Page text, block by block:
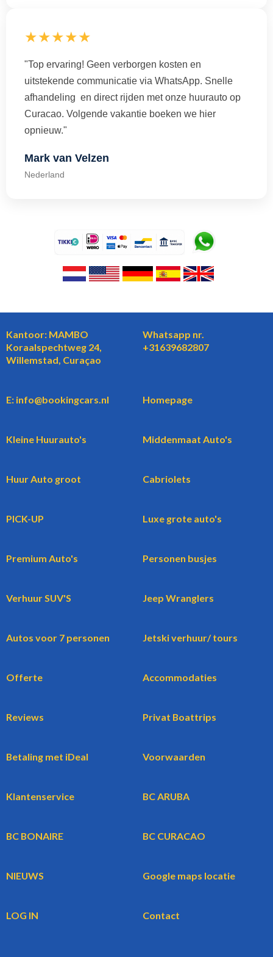
★★★★★
"Top ervaring! Geen verborgen kosten en
uitstekende communicatie via WhatsApp. Snelle
afhandeling en direct rijden met onze huurauto op
Curacao. Volgende vakantie boeken we hier
opnieuw."
Mark van Velzen
Nederland
Kantoor: MAMBO
Koraalspechtweg 24,
Willemstad, Curaçao
Whatsapp nr.
+31639682807
E: info@bookingcars.nl Homepage
Kleine Huurauto's Middenmaat Auto's
Huur Auto groot Cabriolets
PICK-UP Luxe grote auto's
Premium Auto's Personen busjes
Verhuur SUV'S Jeep Wranglers
Autos voor 7 personen Jetski verhuur/ tours
Offerte Accommodaties
Reviews Privat Boattrips
Betaling met iDeal Voorwaarden
Klantenservice BC ARUBA
BC BONAIRE BC CURACAO
NIEUWS Google maps locatie
LOG IN Contact